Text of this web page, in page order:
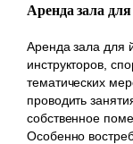
Аренда зала
Аренда зала для
инструкторов,
тематических
проводить
собственное
Особенно